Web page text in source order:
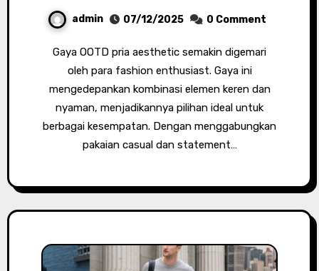
admin 07/12/2025 0 Comment
Gaya OOTD pria aesthetic semakin digemari
oleh para fashion enthusiast. Gaya ini
mengedepankan kombinasi elemen keren dan
nyaman, menjadikannya pilihan ideal untuk
berbagai kesempatan. Dengan menggabungkan
pakaian casual dan statement…